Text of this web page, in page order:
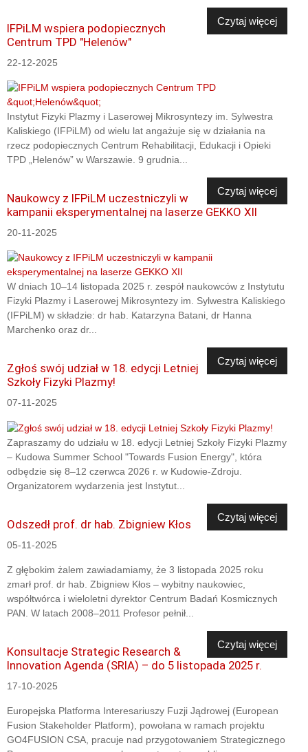
Czytaj więcej
IFPiLM wspiera podopiecznych
Centrum TPD "Helenów"
22-12-2025
Instytut Fizyki Plazmy i Laserowej Mikrosyntezy im. Sylwestra
Kaliskiego (IFPiLM) od wielu lat angażuje się w działania na
rzecz podopiecznych Centrum Rehabilitacji, Edukacji i Opieki
TPD „Helenów” w Warszawie. 9 grudnia...
Czytaj więcej
Naukowcy z IFPiLM uczestniczyli w
kampanii eksperymentalnej na laserze GEKKO XII
20-11-2025
W dniach 10–14 listopada 2025 r. zespół naukowców z Instytutu
Fizyki Plazmy i Laserowej Mikrosyntezy im. Sylwestra Kaliskiego
(IFPiLM) w składzie: dr hab. Katarzyna Batani, dr Hanna
Marchenko oraz dr...
Czytaj więcej
Zgłoś swój udział w 18. edycji Letniej
Szkoły Fizyki Plazmy!
07-11-2025
Zapraszamy do udziału w 18. edycji Letniej Szkoły Fizyki Plazmy
– Kudowa Summer School "Towards Fusion Energy", która
odbędzie się 8–12 czerwca 2026 r. w Kudowie-Zdroju.
Organizatorem wydarzenia jest Instytut...
Czytaj więcej
Odszedł prof. dr hab. Zbigniew Kłos
05-11-2025
Z głębokim żalem zawiadamiamy, że 3 listopada 2025 roku
zmarł prof. dr hab. Zbigniew Kłos – wybitny naukowiec,
współtwórca i wieloletni dyrektor Centrum Badań Kosmicznych
PAN. W latach 2008–2011 Profesor pełnił...
Czytaj więcej
Konsultacje Strategic Research &
Innovation Agenda (SRIA) – do 5 listopada 2025 r.
17-10-2025
Europejska Platforma Interesariuszy Fuzji Jądrowej (European
Fusion Stakeholder Platform), powołana w ramach projektu
GO4FUSION CSA, pracuje nad przygotowaniem Strategicznego